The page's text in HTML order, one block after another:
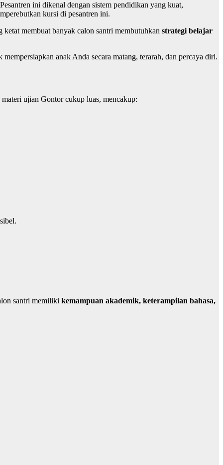
ini dikenal dengan sistem pendidikan yang kuat,
kursi di pesantren ini.
membuat banyak calon santri membutuhkan strategi belajar
anak Anda secara matang, terarah, dan percaya diri.
ujian Gontor cukup luas, mencakup:
santri memiliki kemampuan akademik, keterampilan bahasa,